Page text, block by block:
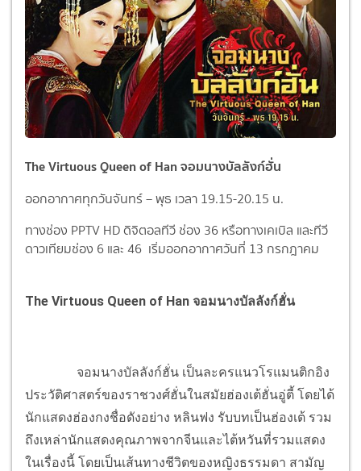
The Virtuous Queen of Han จอมนางบัลลังก์ฮั่น
ออกอากาศทุกวันจันทร์ – พุธ เวลา 19.15-20.15 น.
ทางช่อง PPTV HD ดิจิตอลทีวี ช่อง 36 หรือทางเคเบิล และทีวี
ดาวเทียมช่อง 6 และ 46 เริ่มออกอากาศวันที่ 13 กรกฎาคม
The Virtuous Queen of Han จอมนางบัลลังก์ฮั่น
จอมนางบัลลังก์ฮั่น เป็นละครแนวโรแมนติกอิง
ประวัติศาสตร์ของราชวงศ์ฮั่นในสมัยฮ่องเต้ฮั่นอู่ตี้ โดยได้
นักแสดงฮ่องกงชื่อดังอย่าง หลินฟง รับบทเป็นฮ่องเต้ รวม
ถึงเหล่านักแสดงคุณภาพจากจีนและไต้หวันที่รวมแสดง
ในเรื่องนี้ โดยเป็นเส้นทางชีวิตของหญิงธรรมดา สามัญ